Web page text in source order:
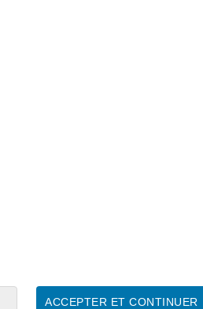
ACCEPTER ET CONTINUER
météorologiques